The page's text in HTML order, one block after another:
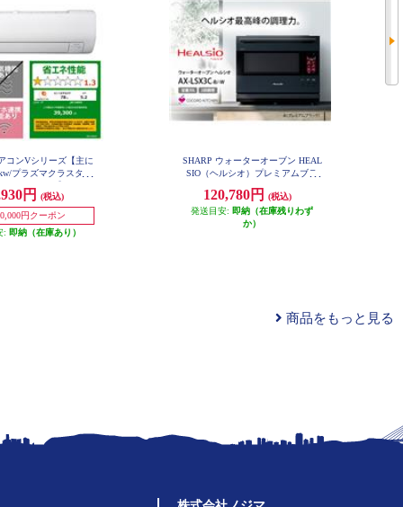
コンVシリーズ【主に
プラズマクラスター
0V2-ESET
円
(税込)
円クーポン
: 即納（在庫あり）
SHARP ウォーターオーブン HEAL
SIO（ヘルシオ）プレミアムブラ
120,780円
(税込)
発送目安: 即納（在庫残りわず
か）
商品をもっと見る